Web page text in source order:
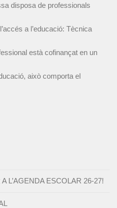
disposa de professionals
a l’educació: Tècnica
està cofinançat en un
això comporta el
L’AGENDA ESCOLAR 26-27!